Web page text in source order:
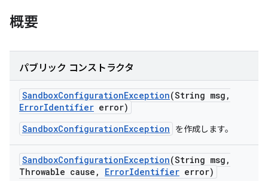
概要
パブリック コンストラクタ
SandboxConfigurationException(String msg ,
ErrorIdentifier error)
SandboxConfigurationException
を作成します。
SandboxConfigurationException(String msg ,
Throwable cause , ErrorIdentifier error)